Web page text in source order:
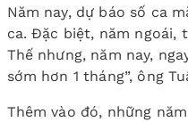
Năm nay, dự báo số ca
ca. Đặc biệt, năm ngoái,
Thế nhưng, năm nay,
sớm hơn 1 tháng”, ông
Thêm vào đó, những